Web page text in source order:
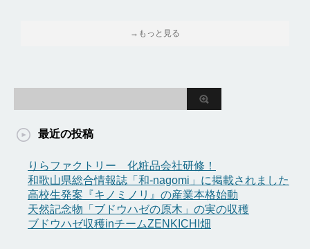
→もっと見る
最近の投稿
りらファクトリー 化粧品会社研修！
和歌山県総合情報誌「和-nagomi」に掲載されました
高校生発案『キノミノリ』の産業本格始動
天然記念物「ブドウハゼの原木」の実の収穫
ブドウハゼ収穫inチームZENKICHI畑